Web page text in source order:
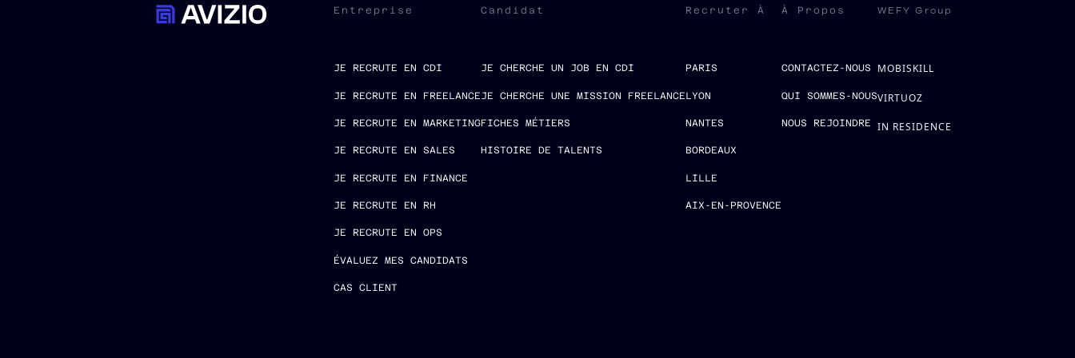
Entreprise
JE RECRUTE EN CDI
JE RECRUTE EN FREELANCE
JE RECRUTE EN MARKETING
JE RECRUTE EN SALES
JE RECRUTE EN FINANCE
JE RECRUTE EN RH
JE RECRUTE EN OPS
ÉVALUEZ MES CANDIDATS
CAS CLIENT
Candidat
JE CHERCHE UN JOB EN CDI
JE CHERCHE UNE MISSION FREELANCE
FICHES MÉTIERS
HISTOIRE DE TALENTS
Recruter À
PARIS
LYON
NANTES
BORDEAUX
LILLE
AIX-EN-PROVENCE
À Propos
CONTACTEZ-NOUS
QUI SOMMES-NOUS
NOUS REJOINDRE
WEFY Group
MOBISKILL
VIRTUOZ
IN RESIDENCE